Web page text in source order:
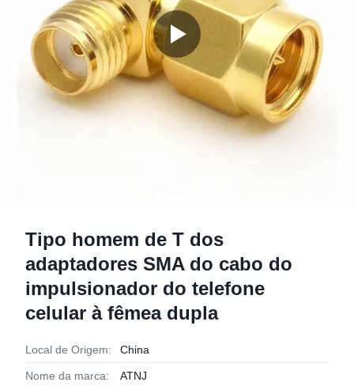
Tipo homem de T dos
adaptadores SMA do cabo do
impulsionador do telefone
celular à fêmea dupla
Local de Origem: China
Nome da marca: ATNJ